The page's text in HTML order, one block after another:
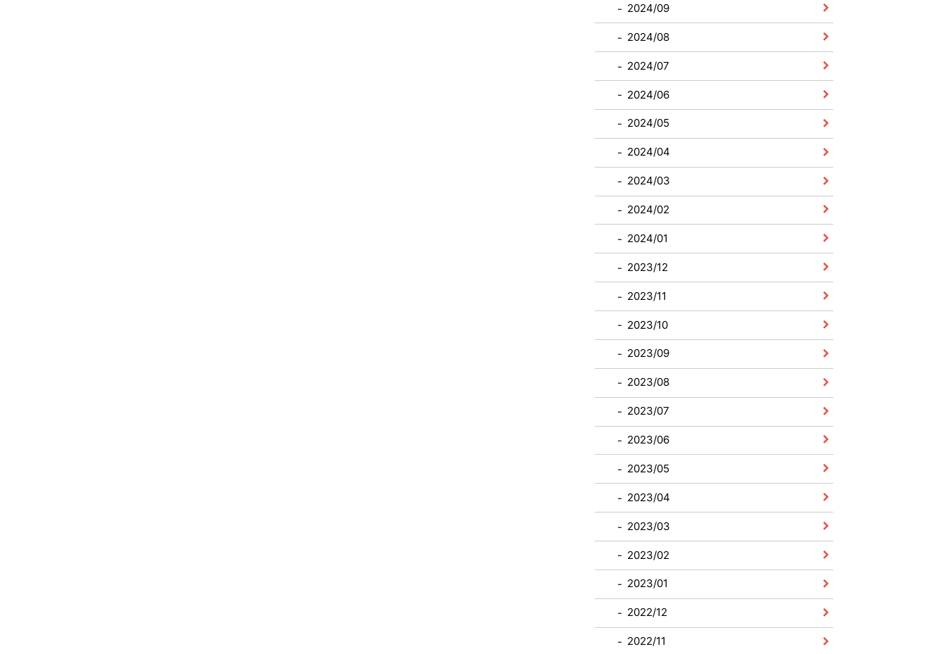
2024/09
2024/08
2024/07
2024/06
2024/05
2024/04
2024/03
2024/02
2024/01
2023/12
2023/11
2023/10
2023/09
2023/08
2023/07
2023/06
2023/05
2023/04
2023/03
2023/02
2023/01
2022/12
2022/11